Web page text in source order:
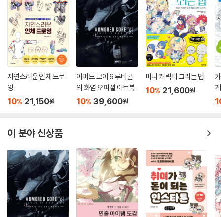
자연스러운 인체 드로
잉
10% 21,150원
아머드 코어 6 루비콘
의 화염 오피셜 아트북
10% 39,600원
미니 캐릭터 그리는 법
10% 21,600원
이 분야 신상품